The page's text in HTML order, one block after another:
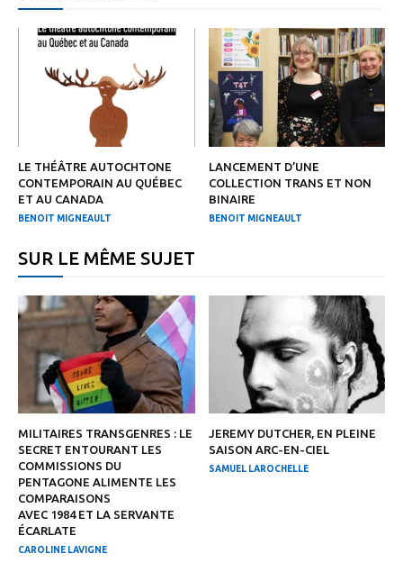
LE THÉÂTRE AUTOCHTONE
CONTEMPORAIN AU QUÉBEC
ET AU CANADA
BENOIT MIGNEAULT
LANCEMENT D’UNE
COLLECTION TRANS ET NON
BINAIRE
BENOIT MIGNEAULT
SUR LE MÊME SUJET
MILITAIRES TRANSGENRES : LE
SECRET ENTOURANT LES
COMMISSIONS DU
PENTAGONE ALIMENTE LES
COMPARAISONS
AVEC 1984 ET LA SERVANTE
ÉCARLATE
CAROLINE LAVIGNE
JEREMY DUTCHER, EN PLEINE
SAISON ARC-EN-CIEL
SAMUEL LAROCHELLE